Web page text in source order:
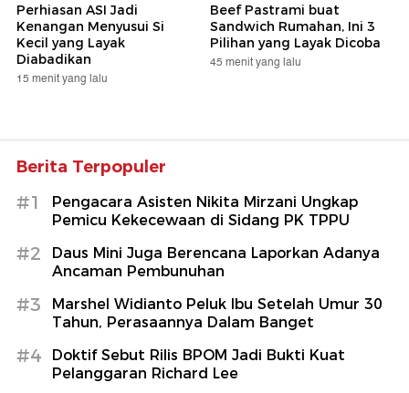
Perhiasan ASI Jadi
Kenangan Menyusui Si
Kecil yang Layak
Diabadikan
15 menit yang lalu
Beef Pastrami buat
Sandwich Rumahan, Ini 3
Pilihan yang Layak Dicoba
45 menit yang lalu
Berita Terpopuler
#1
Pengacara Asisten Nikita Mirzani Ungkap
Pemicu Kekecewaan di Sidang PK TPPU
#2
Daus Mini Juga Berencana Laporkan Adanya
Ancaman Pembunuhan
#3
Marshel Widianto Peluk Ibu Setelah Umur 30
Tahun, Perasaannya Dalam Banget
#4
Doktif Sebut Rilis BPOM Jadi Bukti Kuat
Pelanggaran Richard Lee